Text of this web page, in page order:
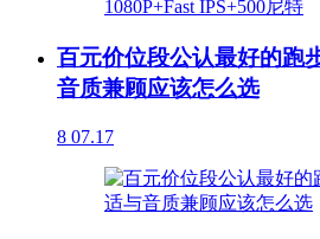
百元价位段公认最好的跑
音质兼顾应该怎么选
8 07.17